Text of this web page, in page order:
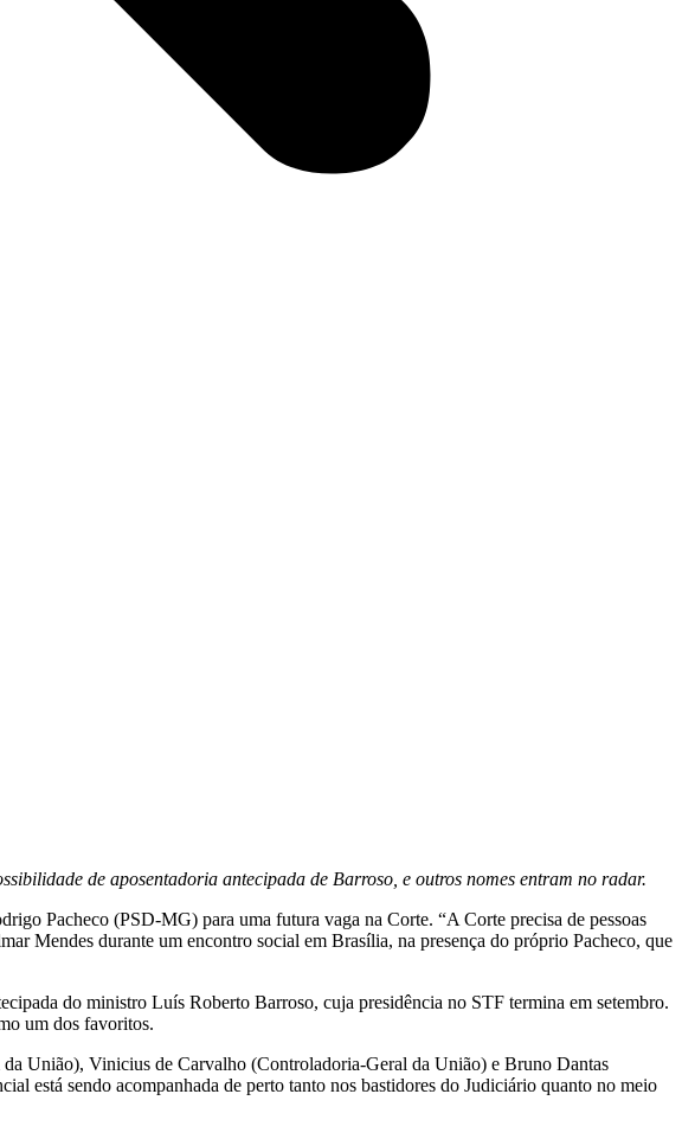
de aposentadoria antecipada de Barroso, e outros nomes entram no radar.
Pacheco (PSD-MG) para uma futura vaga na Corte. “A Corte precisa de pessoas
Mendes durante um encontro social em Brasília, na presença do próprio Pacheco, que
do ministro Luís Roberto Barroso, cuja presidência no STF termina em setembro.
um dos favoritos.
União), Vinicius de Carvalho (Controladoria-Geral da União) e Bruno Dantas
está sendo acompanhada de perto tanto nos bastidores do Judiciário quanto no meio